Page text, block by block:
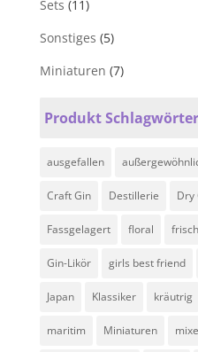
Sets (11)
Sonstiges (5)
Miniaturen (7)
Produkt Schlagwörter
ausgefallen
Craft Gin Destillerie Dry
Fassgelagert floral frisch
Gin-Likör girls best friend
Japan Klassiker kräutrig
maritim Miniaturen